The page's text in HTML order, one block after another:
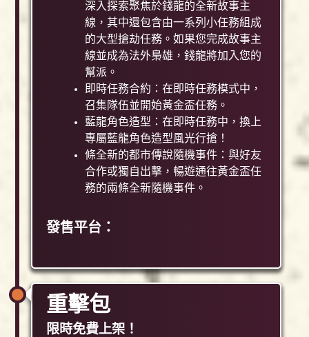
深入探索聚焦於錢龍的全新故事主
線，其中還包含由一系列小任務組成
的大型搶劫任務。如果您完成故事主
線並成為法外梟雄，錢龍將加入您的
幫派。
即時任務合約：在即時任務模式中，
召集隊伍並開始黃金盃任務。
藍龍角色造型：在即時任務中，換上
專屬藍龍角色造型風光行搶！
條全新的都市傳說隨機事件：與好友
合作或獨自出擊，暢遊通往黃金盃任
務的兩條全新隨機事件。
發售平台：
重擊包
限時免費上架！